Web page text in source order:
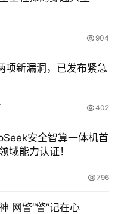
904
项新漏洞，已发布紧急
402
安全智算一体机首
域能力认证！
796
网警“警”记在心